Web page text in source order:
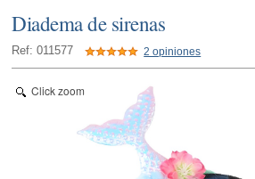
Diadema de sirenas
Ref: 011577 2 opiniones
Click zoom